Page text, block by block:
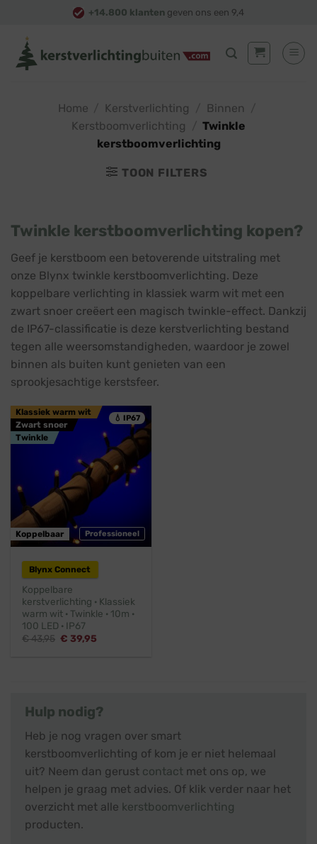
content
+14.800 klanten geven ons een 9,4
Home Kerstverlichting Binnen
Kerstboomverlichting
Twinkle
kerstboomverlichting
TOON FILTERS
Twinkle kerstboomverlichting kopen?
Geef je kerstboom een betoverende uitstraling met
onze Blynx twinkle kerstboomverlichting. Deze
koppelbare verlichting in klassiek warm wit met een
zwart snoer creëert een magisch twinkle-effect. Dankzij
de IP67-classificatie is deze kerstverlichting bestand
tegen alle weersomstandigheden, waardoor je zowel
binnen als buiten kunt genieten van een
sprookjesachtige kerstsfeer.
💧 IP67
Professioneel
Klassiek warm wit
Zwart snoer
Twinkle
Koppelbaar
Blynx Connect
Koppelbare
kerstverlichting · Klassiek
warm wit · Twinkle · 10m ·
100 LED · IP67
€43,95 Oorspronkelijke
€ 39,95
Hulp nodig?
Heb je nog vragen over smart
kerstboomverlichting of kom je er niet helemaal
uit? Neem dan gerust contact met ons op, we
helpen je graag met advies. Of klik verder naar het
overzicht met alle kerstboomverlichting
producten.